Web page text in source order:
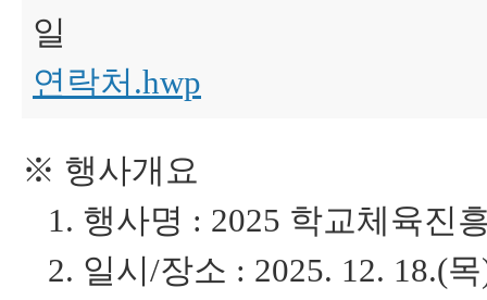
연락처.hwp
※ 행사개요
1. 행사명 : 2025 학교체육진
2. 일시/장소 : 2025. 12. 18.(